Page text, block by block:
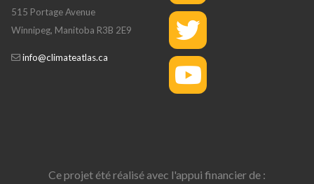
515 Portage Avenue
Winnipeg, Manitoba R3B 2E9
info@climateatlas.ca
Ce projet été réalisé avec l'appui financier de :